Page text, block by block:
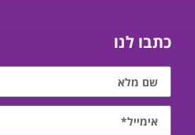
כתבו לנו